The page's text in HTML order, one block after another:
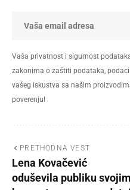
Vaša privatnost i sigurnost
zakonima o zaštiti podataka,
vašeg iskustva sa našim
poverenju!
PRETHODNA VEST
Lena Kovačević
oduševila publiku svojim